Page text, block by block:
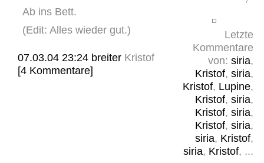
Letzte
Kommentare
von: siria,
Kristof, siria,
Kristof, Lupine,
Kristof, siria,
Kristof, siria,
Kristof, siria,
siria, Kristof,
siria, Kristof, ...
Ab ins Bett.
(Edit: Alles wieder gut.)
07.03.04 23:24 breiter Kristof
[4 Kommentare]